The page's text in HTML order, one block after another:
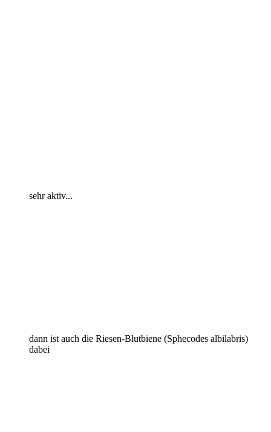
sehr aktiv...
dann ist auch die Riesen-Blutbiene (Sphecodes albilabris)
dabei